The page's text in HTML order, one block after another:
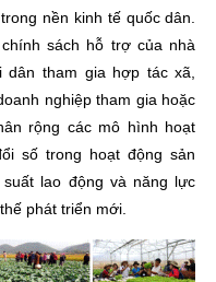
nền kinh tế quốc dân.
sách hỗ trợ của nhà
tham gia hợp tác xã,
nghiệp tham gia hoặc
rộng các mô hình hoạt
số trong hoạt động sản
lao động và năng lực
phát triển mới.